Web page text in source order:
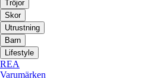
Tröjor
Skor
Utrustning
Barn
Lifestyle
REA
Varumärken